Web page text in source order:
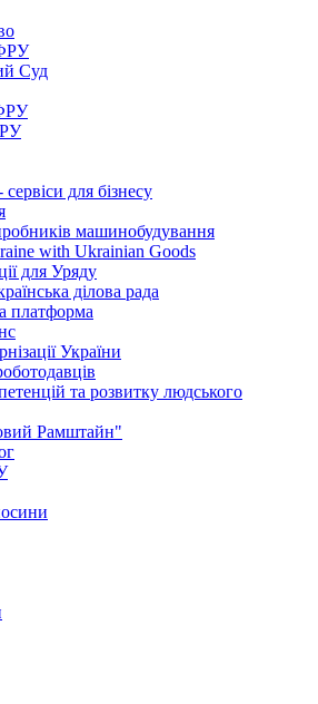
Суд
для бізнесу
машинобудування
with Ukrainian Goods
для Уряду
ділова рада
платформа
України
та розвитку людського
Рамштайн"